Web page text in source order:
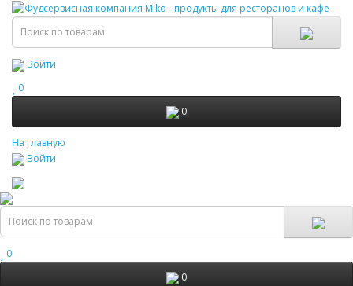
Войти
0
0
На главную
Войти
0
0